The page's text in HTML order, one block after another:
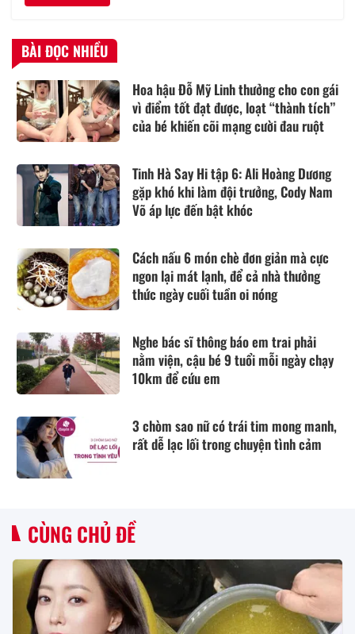
BÀI ĐỌC NHIỀU
Hoa hậu Đỗ Mỹ Linh thưởng cho con gái
vì điểm tốt đạt được, loạt “thành tích”
của bé khiến cõi mạng cười đau ruột
Tinh Hà Say Hi tập 6: Ali Hoàng Dương
gặp khó khi làm đội trưởng, Cody Nam
Võ áp lực đến bật khóc
Cách nấu 6 món chè đơn giản mà cực
ngon lại mát lạnh, để cả nhà thưởng
thức ngày cuối tuần oi nóng
Nghe bác sĩ thông báo em trai phải
nằm viện, cậu bé 9 tuổi mỗi ngày chạy
10km để cứu em
3 chòm sao nữ có trái tim mong manh,
rất dễ lạc lối trong chuyện tình cảm
CÙNG CHỦ ĐỀ